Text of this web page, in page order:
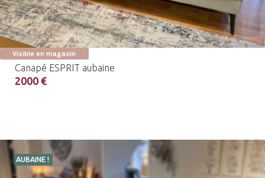
Visible en magasin
Canapé ESPRIT aubaine
2000 €
AUBAINE !